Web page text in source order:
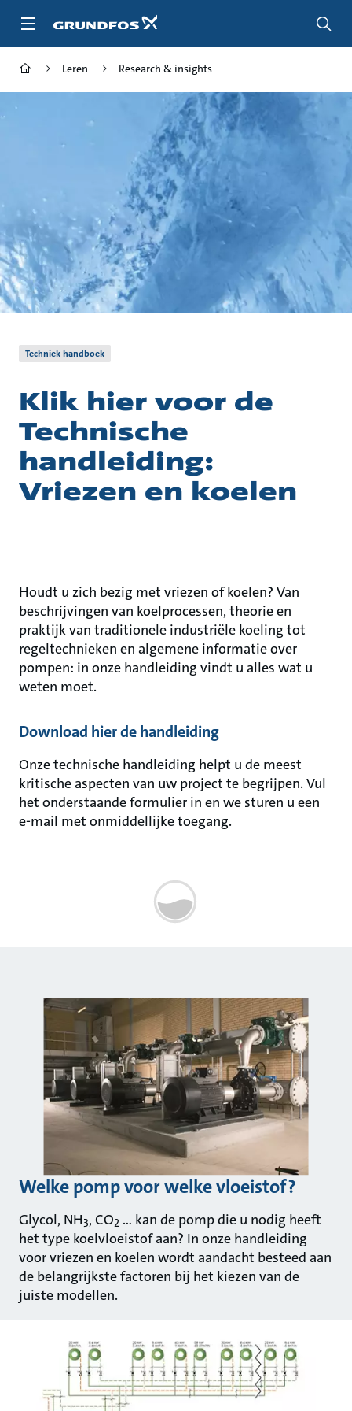
naar
Leren Research & insights
Techniek handboek
Klik hier voor de
Technische
handleiding:
Vriezen en koelen
Houdt u zich bezig met vriezen of koelen? Van
beschrijvingen van koelprocessen, theorie en
praktijk van traditionele industriële koeling tot
regeltechnieken en algemene informatie over
pompen: in onze handleiding vindt u alles wat u
weten moet.
Download hier de handleiding
Onze technische handleiding helpt u de meest
kritische aspecten van uw project te begrijpen. Vul
het onderstaande formulier in en we sturen u een
e-mail met onmiddellijke toegang.
Welke pomp voor welke vloeistof?
Glycol, NH3, CO2 ... kan de pomp die u nodig heeft
het type koelvloeistof aan? In onze handleiding
voor vriezen en koelen wordt aandacht besteed aan
de belangrijkste factoren bij het kiezen van de
juiste modellen.